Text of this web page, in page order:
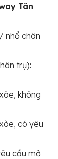
Tân
nhổ chân
trụ):
không
có yêu
cầu mở